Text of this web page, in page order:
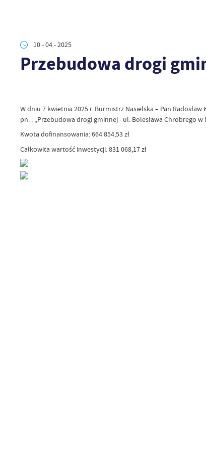
10 - 04 - 2025
Przebudowa drogi
W dniu 7 kwietnia 2025 r. Burmistrz Nasielska – Pan
pn. : „Przebudowa drogi gminnej - ul. Bolesława Chrobrego
Kwota dofinansowania: 664 854,53 zł
Całkowita wartość inwestycji: 831 068,17 zł